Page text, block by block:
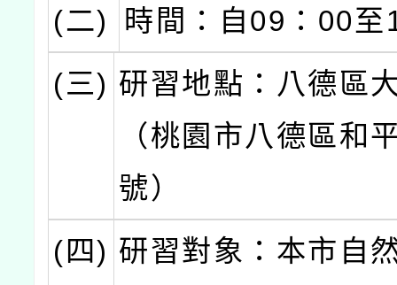
(二)
時間：自09：00至
(三) 研習地點：八德區
（桃園市八德區和
號）
(四) 研習對象：本市自